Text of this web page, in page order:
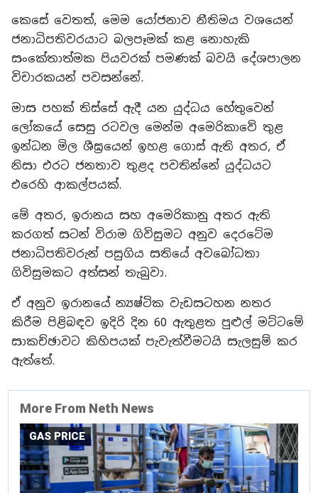
කෙසේ වෙතත්, මෙම යෝජනාව නීතිමය වශයෙන්
ජනාධිපතිවරයාට බලපෑමක් කළ නොහැකි
සංකේතාත්මක පියවරක් පමණක් බවයි දේශපාලන
විචාරකයන් පවසන්නේ.
මාස පහක් තිස්සේ ඇදී යන යුද්ධය හේතුවෙන්
ලෝකයේ සෙසු රටවල මෙන්ම අමෙරිකාවේ තුළ
ඉන්ධන මිල ශීඝ්‍රයෙන් ඉහළ ගොස් ඇති අතර, ඒ
නිසා එරට ජනතාව තුළද පවතින්නේ යුද්ධයට
එරෙහි ආකල්පයක්.
මේ අතර, ඉරානය සහ අමෙරිකානු අතර ඇති
කරගත් සටන් විරාම ගිවිසුමට අනුව දෙරටේම
ජනාධිපතිවරුන් පසුගිය සතියේ අවබෝධතා
ගිවිසුමකට අත්සන් තැබුවා.
ඒ අනුව ඉරානයේ න්‍යෂ්ටික වැඩසටහන නතර
කිරීම පිළිබඳව ඉදිරි දින 60 ඇතුළත පුළුල් මට්ටමේ
සාකච්ඡාවට කිහිපයක් පැවැත්වීමටයි සැලසුම් කර
ඇත්තේ.
More From Neth News
GAS PRICE